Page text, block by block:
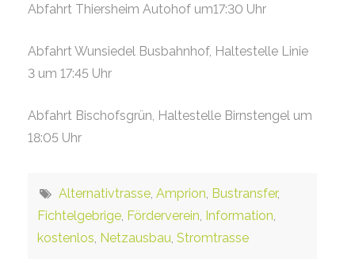
Abfahrt Thiersheim Autohof um17:30 Uhr
Abfahrt Wunsiedel Busbahnhof, Haltestelle Linie
3 um 17:45 Uhr
Abfahrt Bischofsgrün, Haltestelle Birnstengel um
18:05 Uhr
Alternativtrasse, Amprion, Bustransfer,
Fichtelgebrige, Förderverein, Information,
kostenlos, Netzausbau, Stromtrasse